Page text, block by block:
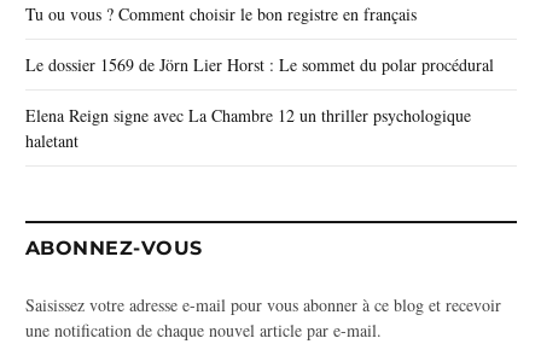
Tu ou vous ? Comment choisir le bon registre en français
Le dossier 1569 de Jörn Lier Horst : Le sommet du polar procédural
Elena Reign signe avec La Chambre 12 un thriller psychologique
haletant
ABONNEZ-VOUS
Saisissez votre adresse e-mail pour vous abonner à ce blog et recevoir
une notification de chaque nouvel article par e-mail.